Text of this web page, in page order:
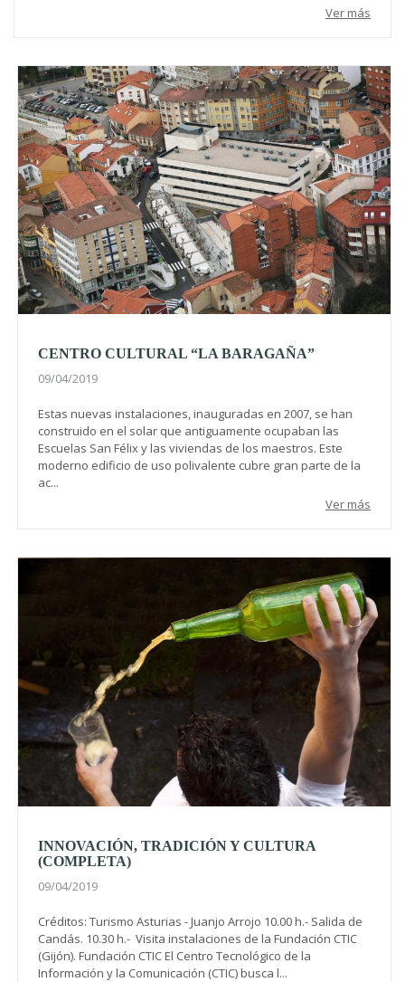
Ver más
CENTRO CULTURAL “LA BARAGAÑA”
09/04/2019
Estas nuevas instalaciones, inauguradas en 2007, se han
construido en el solar que antiguamente ocupaban las
Escuelas San Félix y las viviendas de los maestros. Este
moderno edificio de uso polivalente cubre gran parte de la
ac...
Ver más
INNOVACIÓN, TRADICIÓN Y CULTURA
(COMPLETA)
09/04/2019
Créditos: Turismo Asturias - Juanjo Arrojo 10.00 h.- Salida de
Candás. 10.30 h.- Visita instalaciones de la Fundación CTIC
(Gijón). Fundación CTIC El Centro Tecnológico de la
Información y la Comunicación (CTIC) busca l...